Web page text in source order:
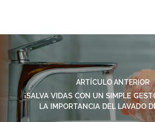
ARTÍCULO ANTERIOR
¡SALVA VIDAS CON UN SIMPLE
LA IMPORTANCIA DEL LAVADO